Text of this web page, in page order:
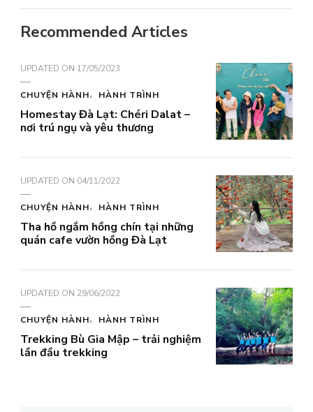
Recommended Articles
UPDATED ON 17/05/2023
CHUYỆN HÀNH HÀNH TRÌNH
Homestay Đà Lạt: Chéri Dalat –
nơi trú ngụ và yêu thương
UPDATED ON 04/11/2022
CHUYỆN HÀNH HÀNH TRÌNH
Tha hồ ngắm hồng chín tại những
quán cafe vườn hồng Đà Lạt
UPDATED ON 29/06/2022
CHUYỆN HÀNH HÀNH TRÌNH
Trekking Bù Gia Mập – trải nghiệm
lần đầu trekking